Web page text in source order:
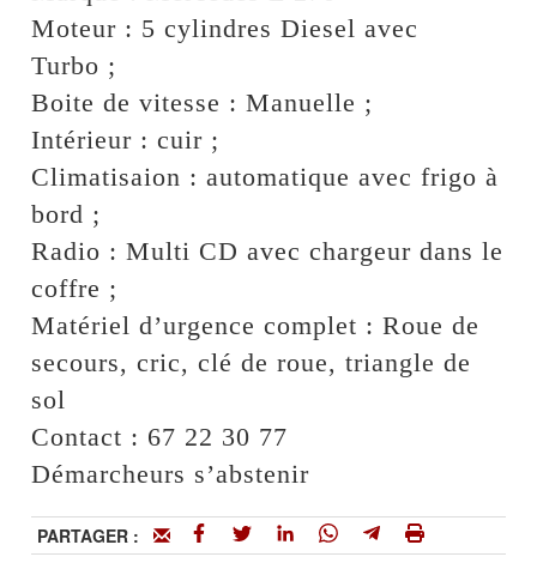
Moteur : 5 cylindres Diesel avec
Turbo ;
Boite de vitesse : Manuelle ;
Intérieur : cuir ;
Climatisaion : automatique avec frigo à
bord ;
Radio : Multi CD avec chargeur dans le
coffre ;
Matériel d’urgence complet : Roue de
secours, cric, clé de roue, triangle de
sol
Contact : 67 22 30 77
Démarcheurs s’abstenir
PARTAGER :